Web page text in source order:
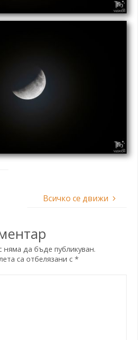
Всичко се движи
да бъде публикуван.
са отбелязани с*